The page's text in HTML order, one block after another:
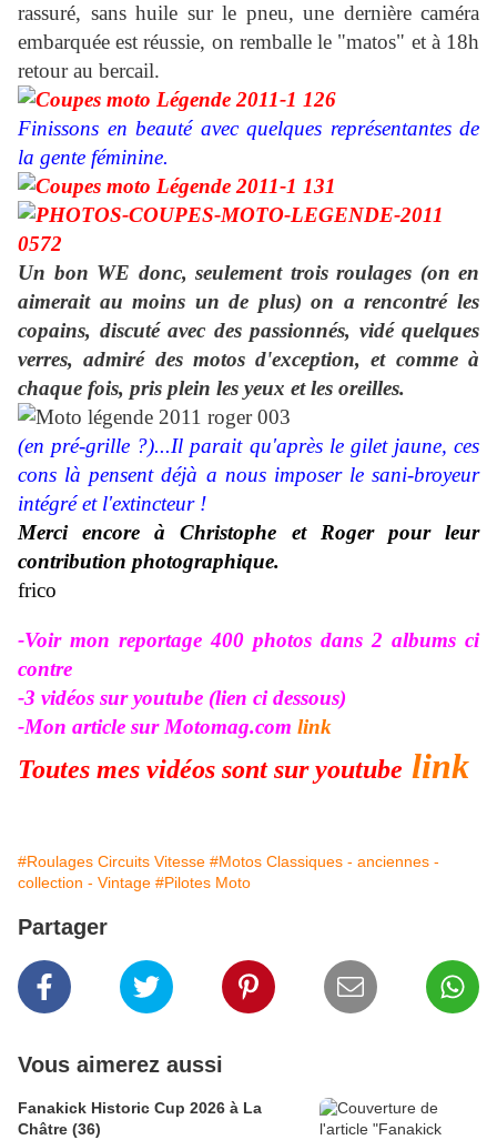
rassuré, sans huile sur le pneu, une dernière caméra
embarquée est réussie, on remballe le "matos" et à 18h
retour au bercail.
Finissons en beauté avec quelques représentantes de
la gente féminine.
Un bon WE donc, seulement trois roulages (on en
aimerait au moins un de plus) on a rencontré les
copains, discuté avec des passionnés, vidé quelques
verres, admiré des motos d'exception, et comme à
chaque fois, pris plein les yeux et les oreilles.
(en pré-grille ?)...Il parait qu'après le gilet jaune, ces
cons là pensent déjà a nous imposer le sani-broyeur
intégré et l'extincteur !
Merci encore à Christophe et Roger pour leur
contribution photographique.
frico
-Voir mon reportage 400 photos dans 2 albums ci
contre
-3 vidéos sur youtube (lien ci dessous)
-Mon article sur Motomag.com link
Toutes mes vidéos sont sur youtube link
#Roulages Circuits Vitesse #Motos Classiques - anciennes -
collection - Vintage #Pilotes Moto
Partager
Vous aimerez aussi
Fanakick Historic Cup 2026 à La
Châtre (36)